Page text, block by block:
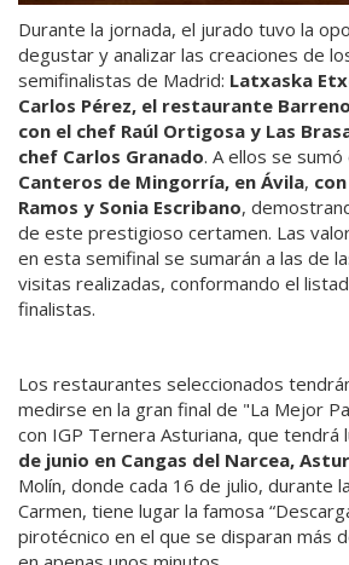
Durante la jornada, el jurado tuvo la
degustar y analizar las creaciones de
semifinalistas de Madrid: Latxaska
Carlos Pérez, el restaurante
con el chef Raúl Ortigosa y Las
chef Carlos Granado. A ellos se sumó
Canteros de Mingorría, en Ávila,
Ramos y Sonia Escribano,
de este prestigioso certamen. Las
en esta semifinal se sumarán a las de
visitas realizadas, conformando el
finalistas.
Los restaurantes seleccionados
medirse en la gran final de "La Mejor
con IGP Ternera Asturiana, que tendrá
de junio en Cangas del Narcea,
Molín, donde cada 16 de julio, durante
Carmen, tiene lugar la famosa
pirotécnico en el que se disparan más